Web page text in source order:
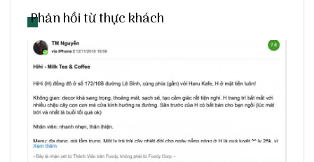
Phản hồi từ thực khách